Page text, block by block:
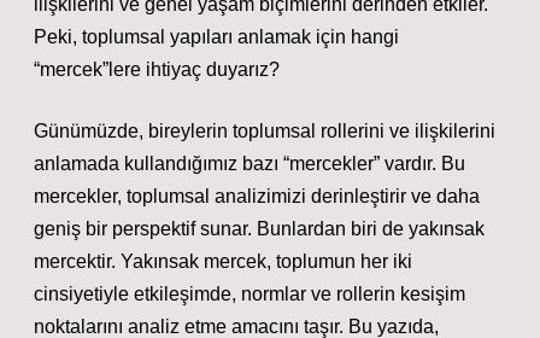
ilişkilerini ve genel yaşam biçimlerini derinden etkiler.
Peki, toplumsal yapıları anlamak için hangi
“mercek”lere ihtiyaç duyarız?
Günümüzde, bireylerin toplumsal rollerini ve ilişkilerini
anlamada kullandığımız bazı “mercekler” vardır. Bu
mercekler, toplumsal analizimizi derinleştirir ve daha
geniş bir perspektif sunar. Bunlardan biri de yakınsak
mercektir. Yakınsak mercek, toplumun her iki
cinsiyetiyle etkileşimde, normlar ve rollerin kesişim
noktalarını analiz etme amacını taşır. Bu yazıda,